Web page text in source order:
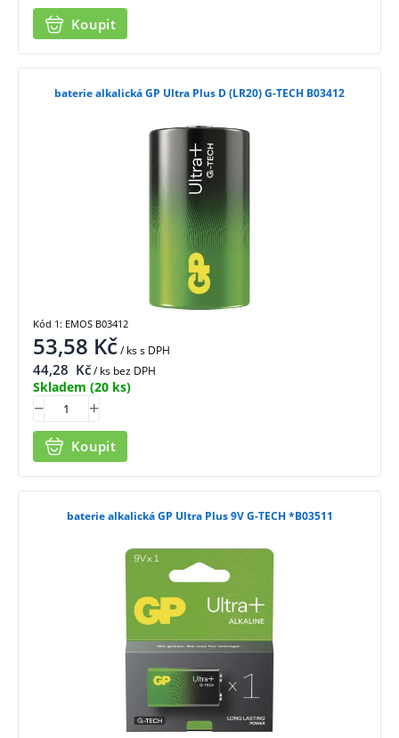
Koupit
baterie alkalická GP Ultra Plus D (LR20) G-TECH B03412
53,58 Kč/ kss DPH
44,28 Kč/ ks bez DPH
Skladem (20 ks)
Koupit
Kód 1: EMOS B03412
baterie alkalická GP Ultra Plus 9V G-TECH *B03511